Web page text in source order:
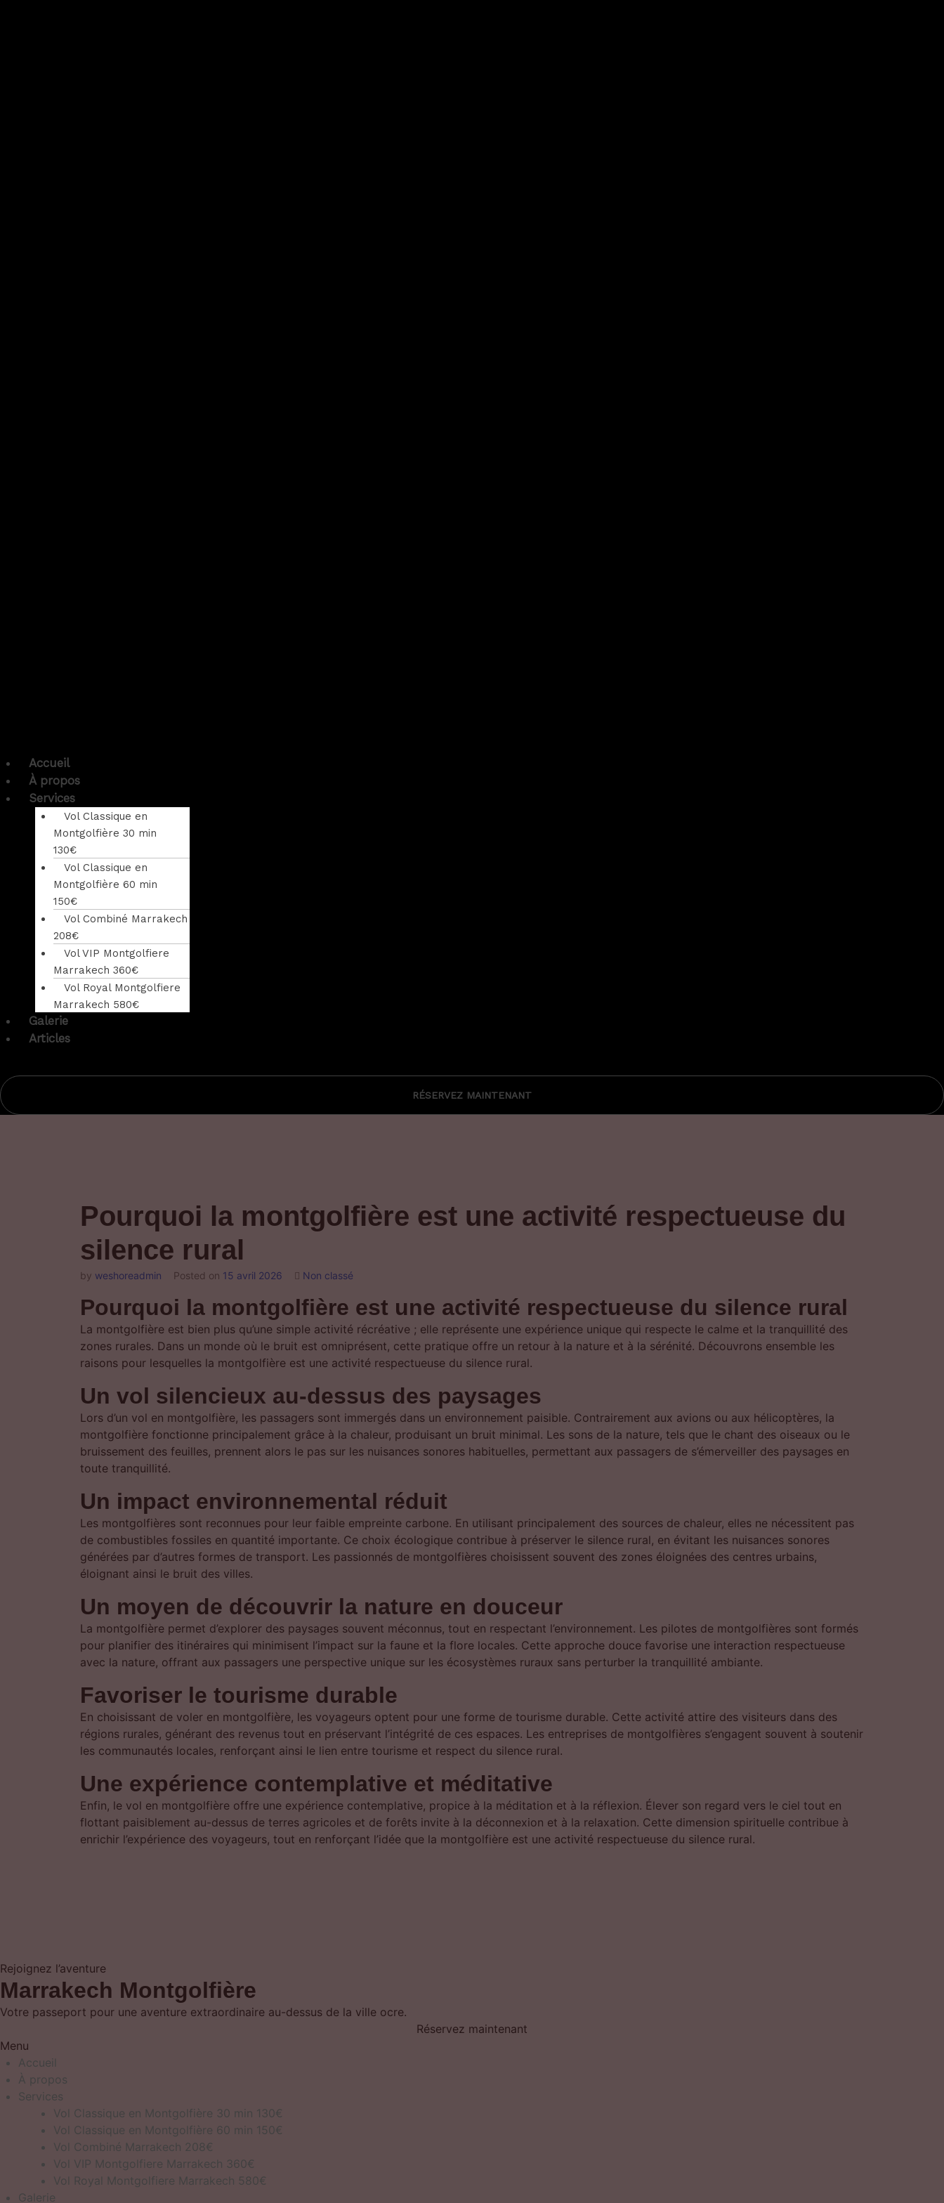
Accueil
À propos
Services
Vol Classique en
Montgolfière 30 min
130€
Vol Classique en
Montgolfière 60 min
150€
Vol Combiné Marrakech
208€
Vol VIP Montgolfiere
Marrakech 360€
Vol Royal Montgolfiere
Marrakech 580€
Galerie
Articles
RÉSERVEZ MAINTENANT
Pourquoi la montgolfière est une activité respectueuse du
silence rural
by weshoreadmin Posted on 15 avril 2026 Non classé
Pourquoi la montgolfière est une activité respectueuse du silence rural
La montgolfière est bien plus qu’une simple activité récréative ; elle représente une expérience unique qui respecte le calme et la tranquillité des
zones rurales. Dans un monde où le bruit est omniprésent, cette pratique offre un retour à la nature et à la sérénité. Découvrons ensemble les
raisons pour lesquelles la montgolfière est une activité respectueuse du silence rural.
Un vol silencieux au-dessus des paysages
Lors d’un vol en montgolfière, les passagers sont immergés dans un environnement paisible. Contrairement aux avions ou aux hélicoptères, la
montgolfière fonctionne principalement grâce à la chaleur, produisant un bruit minimal. Les sons de la nature, tels que le chant des oiseaux ou le
bruissement des feuilles, prennent alors le pas sur les nuisances sonores habituelles, permettant aux passagers de s’émerveiller des paysages en
toute tranquillité.
Un impact environnemental réduit
Les montgolfières sont reconnues pour leur faible empreinte carbone. En utilisant principalement des sources de chaleur, elles ne nécessitent pas
de combustibles fossiles en quantité importante. Ce choix écologique contribue à préserver le silence rural, en évitant les nuisances sonores
générées par d’autres formes de transport. Les passionnés de montgolfières choisissent souvent des zones éloignées des centres urbains,
éloignant ainsi le bruit des villes.
Un moyen de découvrir la nature en douceur
La montgolfière permet d’explorer des paysages souvent méconnus, tout en respectant l’environnement. Les pilotes de montgolfières sont formés
pour planifier des itinéraires qui minimisent l’impact sur la faune et la flore locales. Cette approche douce favorise une interaction respectueuse
avec la nature, offrant aux passagers une perspective unique sur les écosystèmes ruraux sans perturber la tranquillité ambiante.
Favoriser le tourisme durable
En choisissant de voler en montgolfière, les voyageurs optent pour une forme de tourisme durable. Cette activité attire des visiteurs dans des
régions rurales, générant des revenus tout en préservant l’intégrité de ces espaces. Les entreprises de montgolfières s’engagent souvent à soutenir
les communautés locales, renforçant ainsi le lien entre tourisme et respect du silence rural.
Une expérience contemplative et méditative
Enfin, le vol en montgolfière offre une expérience contemplative, propice à la méditation et à la réflexion. Élever son regard vers le ciel tout en
flottant paisiblement au-dessus de terres agricoles et de forêts invite à la déconnexion et à la relaxation. Cette dimension spirituelle contribue à
enrichir l’expérience des voyageurs, tout en renforçant l’idée que la montgolfière est une activité respectueuse du silence rural.
Rejoignez l’aventure
Marrakech Montgolfière
Votre passeport pour une aventure extraordinaire au-dessus de la ville ocre.
Réservez maintenant
Menu
Accueil
À propos
Services
Vol Classique en Montgolfière 30 min 130€
Vol Classique en Montgolfière 60 min 150€
Vol Combiné Marrakech 208€
Vol VIP Montgolfiere Marrakech 360€
Vol Royal Montgolfiere Marrakech 580€
Galerie